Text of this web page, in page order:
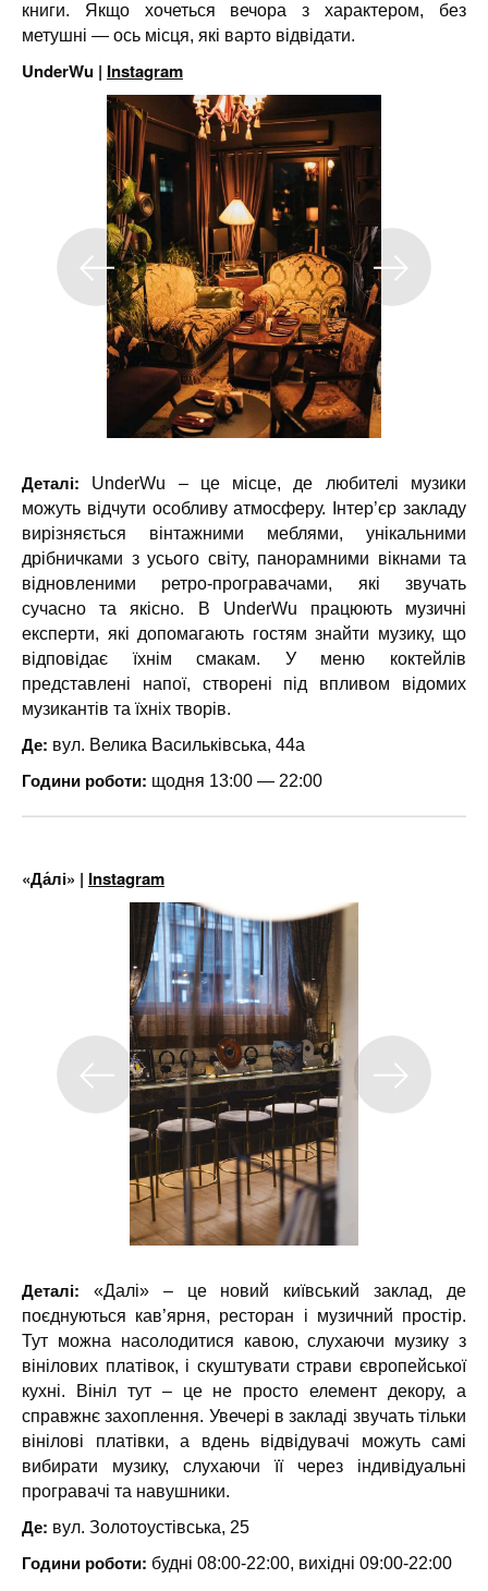
книги. Якщо хочеться вечора з характером, без
метушні — ось місця, які варто відвідати.
UnderWu | Instagram
Деталі: UnderWu – це місце, де любителі музики
можуть відчути особливу атмосферу. Інтер’єр закладу
вирізняється вінтажними меблями, унікальними
дрібничками з усього світу, панорамними вікнами та
відновленими ретро-програвачами, які звучать
сучасно та якісно. В UnderWu працюють музичні
експерти, які допомагають гостям знайти музику, що
відповідає їхнім смакам. У меню коктейлів
представлені напої, створені під впливом відомих
музикантів та їхніх творів.
Де: вул. Велика Васильківська, 44а
Години роботи: щодня 13:00 — 22:00
«Да́лі» | Instagram
Деталі:
«Далі» – це новий київський заклад, де
поєднуються кав’ярня, ресторан і музичний простір.
Тут можна насолодитися кавою, слухаючи музику з
вінілових платівок, і скуштувати страви європейської
кухні. Вініл тут – це не просто елемент декору, а
справжнє захоплення. Увечері в закладі звучать тільки
вінілові платівки, а вдень відвідувачі можуть самі
вибирати музику, слухаючи її через індивідуальні
програвачі та навушники.
Де: вул. Золотоустівська, 25
Години роботи: будні 08:00-22:00, вихідні 09:00-22:00